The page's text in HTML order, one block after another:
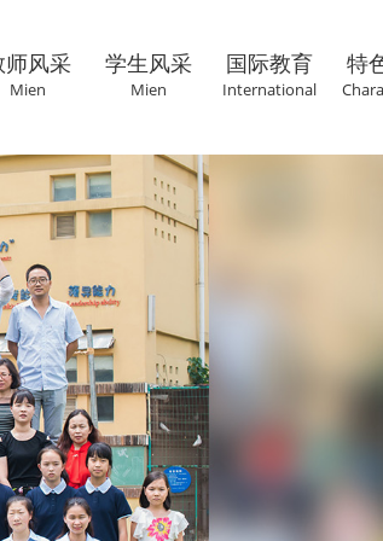
师风采
Mien
学生风采
Mien
国际教育
International
特